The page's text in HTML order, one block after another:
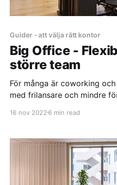
Guider - att välja rätt kontor
Big Office -
större team
För många är coworking
med frilansare och mindre
för team på mellan 20-100 anställda.
växande företag, med krav
höga investeringskostnader.
16 nov 2022 6 min read